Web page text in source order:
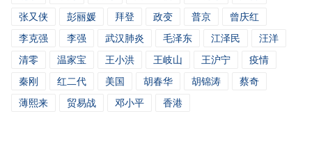
张又侠
彭丽媛 拜登 政变 普京
曾庆红
李克强
李强 武汉肺炎 毛泽东 江泽民
汪洋
清零
温家宝 王小洪 王岐山 王沪宁
疫情
秦刚
红二代 美国 胡春华 胡锦涛
蔡奇
薄熙来
贸易战 邓小平 香港